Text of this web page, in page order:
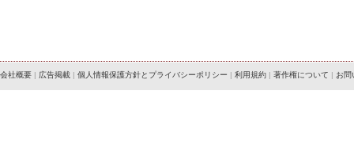
会社概要 | 広告掲載 | 個人情報保護方針とプライバシーポリシー | 利用規約 | 著作権について | お問